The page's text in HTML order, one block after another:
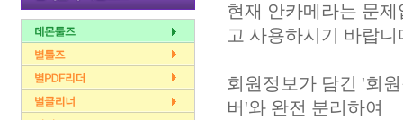
현재 안카메라는 문
고 사용하시기 바랍니
회원정보가 담긴 '회
버'와 완전 분리하여